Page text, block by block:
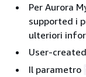
Per Aurora
supported i
ulteriori
User-
Il parametro